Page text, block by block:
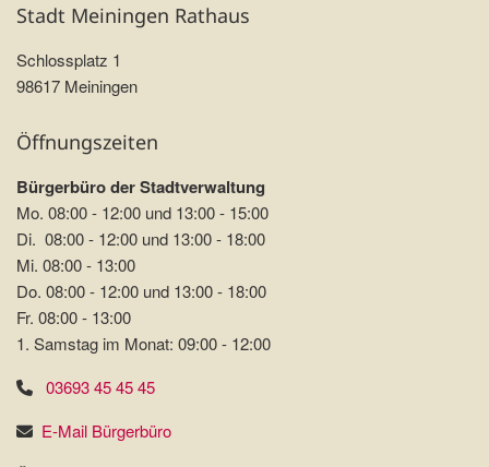
Stadt Meiningen Rathaus
Schlossplatz 1
98617 Meiningen
Öffnungszeiten
Bürgerbüro der Stadtverwaltung
Mo. 08:00 - 12:00 und 13:00 - 15:00
Di. 08:00 - 12:00 und 13:00 - 18:00
Mi. 08:00 - 13:00
Do. 08:00 - 12:00 und 13:00 - 18:00
Fr. 08:00 - 13:00
1. Samstag im Monat: 09:00 - 12:00
03693 45 45 45
E-Mail Bürgerbüro